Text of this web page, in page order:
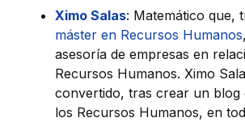
Ximo Salas: Matemático que,
máster en Recursos Humanos
asesoría de empresas en
Recursos Humanos. Ximo
convertido, tras crear un blog
los Recursos Humanos, en